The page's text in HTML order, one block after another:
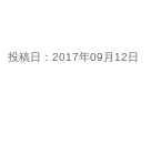
投稿日： 2017年09 月 12日